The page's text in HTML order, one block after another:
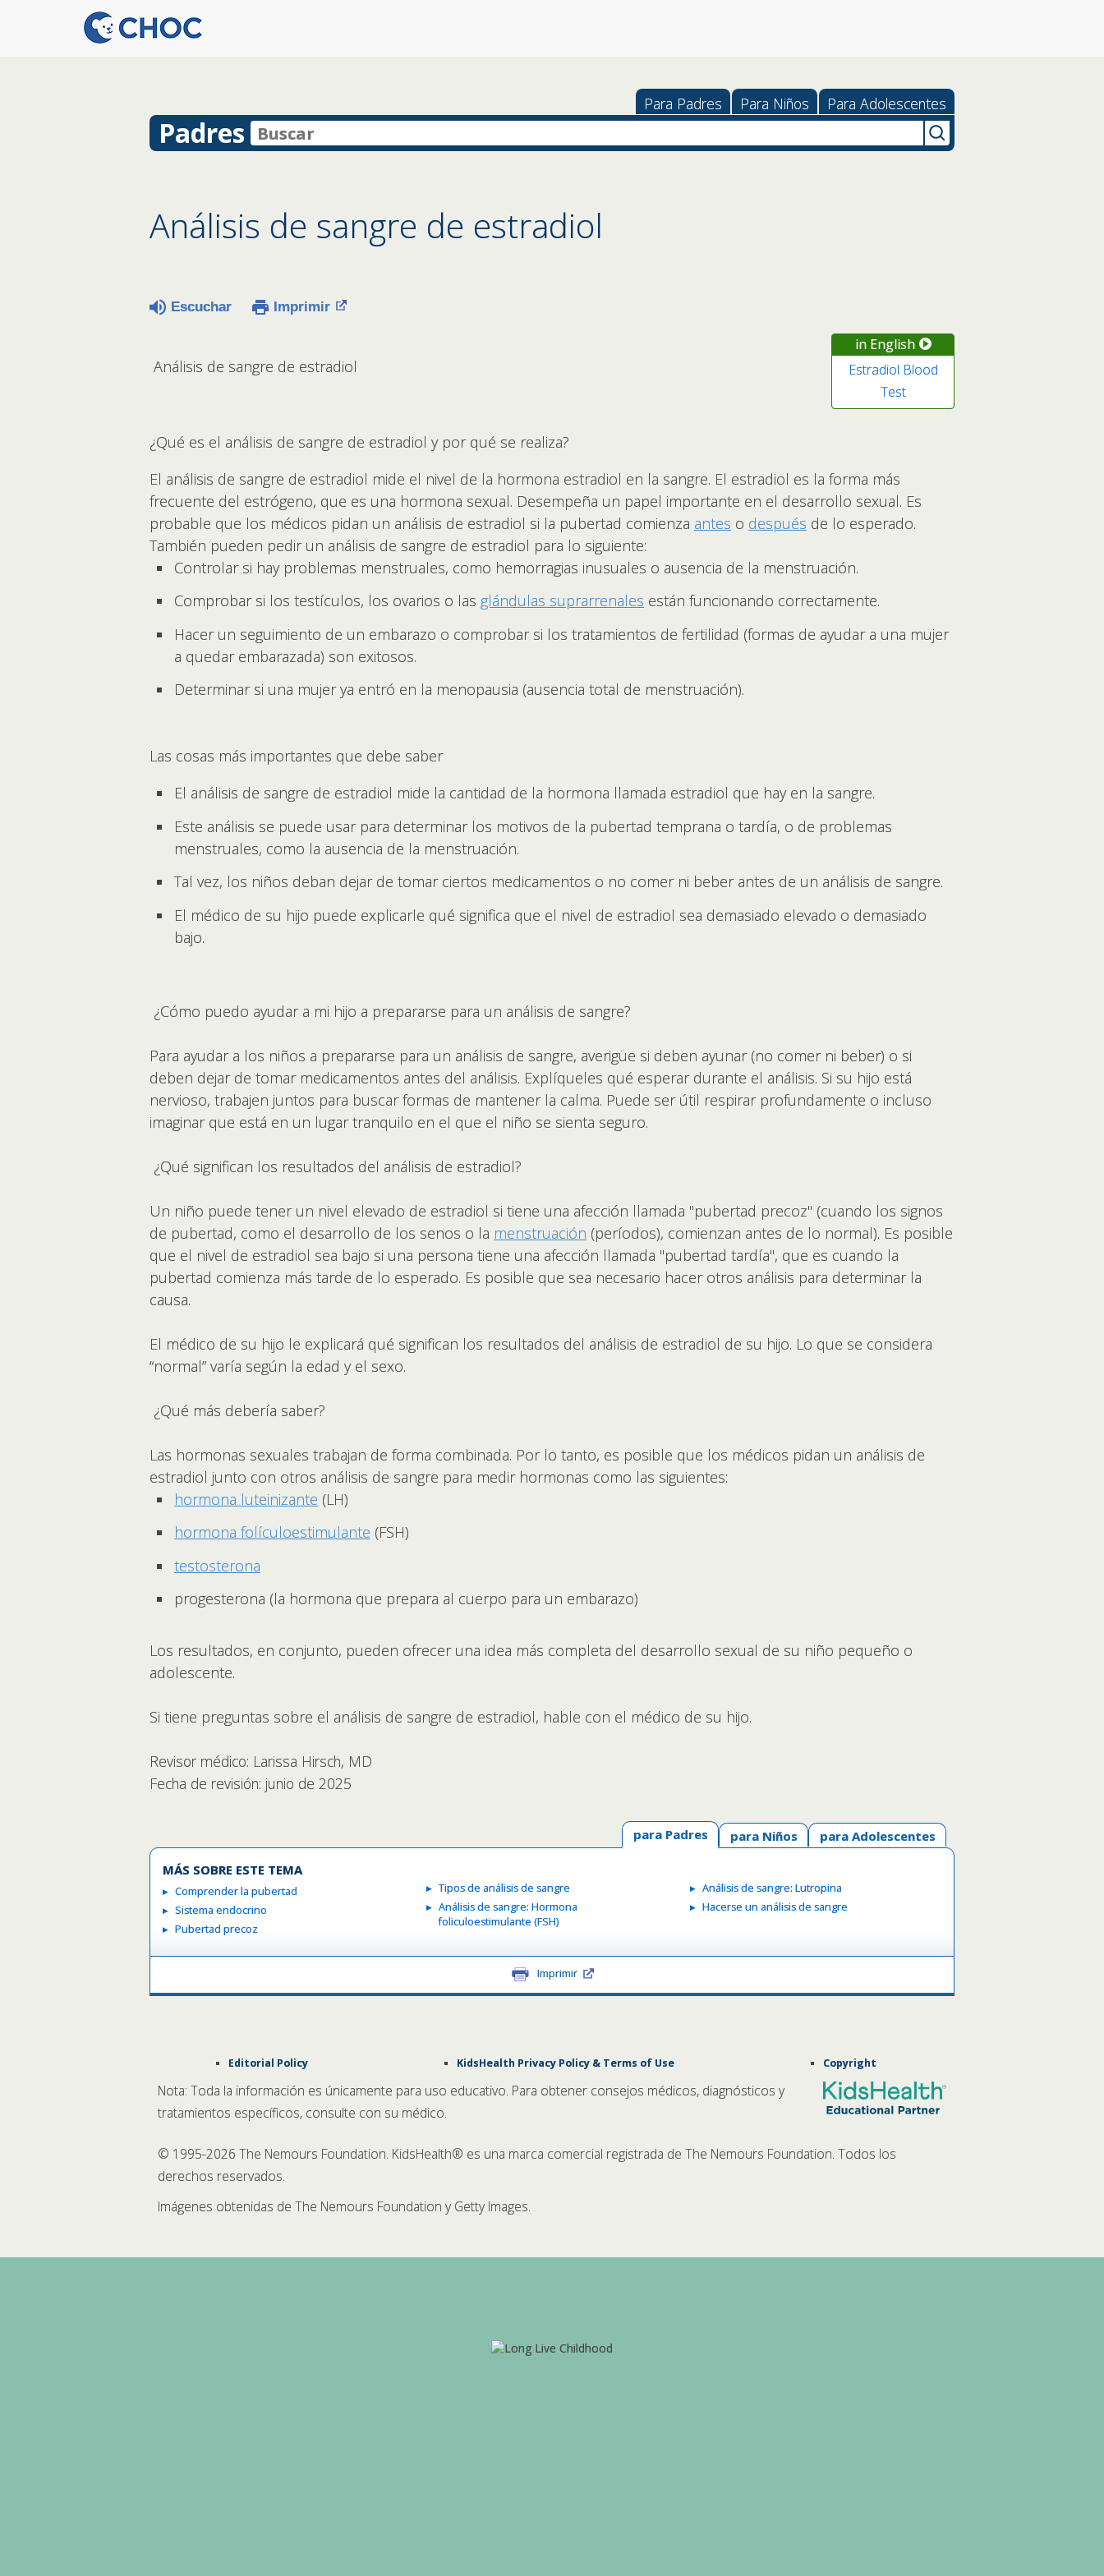
Para Padres Para Niños Para Adolescentes
Padres
Análisis de sangre de estradiol
Escuchar Imprimir
in English
Estradiol Blood
Test
Análisis de sangre de estradiol
¿Qué es el análisis de sangre de estradiol y por qué se realiza?
El análisis de sangre de estradiol mide el nivel de la hormona estradiol en la sangre. El estradiol es la forma más
frecuente del estrógeno, que es una hormona sexual. Desempeña un papel importante en el desarrollo sexual. Es
probable que los médicos pidan un análisis de estradiol si la pubertad comienza antes o después de lo esperado.
También pueden pedir un análisis de sangre de estradiol para lo siguiente:
Controlar si hay problemas menstruales, como hemorragias inusuales o ausencia de la menstruación.
Comprobar si los testículos, los ovarios o las glándulas suprarrenales están funcionando correctamente.
Hacer un seguimiento de un embarazo o comprobar si los tratamientos de fertilidad (formas de ayudar a una mujer
a quedar embarazada) son exitosos.
Determinar si una mujer ya entró en la menopausia (ausencia total de menstruación).
Las cosas más importantes que debe saber
El análisis de sangre de estradiol mide la cantidad de la hormona llamada estradiol que hay en la sangre.
Este análisis se puede usar para determinar los motivos de la pubertad temprana o tardía, o de problemas
menstruales, como la ausencia de la menstruación.
Tal vez, los niños deban dejar de tomar ciertos medicamentos o no comer ni beber antes de un análisis de sangre.
El médico de su hijo puede explicarle qué significa que el nivel de estradiol sea demasiado elevado o demasiado
bajo.
¿Cómo puedo ayudar a mi hijo a prepararse para un análisis de sangre?
Para ayudar a los niños a prepararse para un análisis de sangre, averigüe si deben ayunar (no comer ni beber) o si
deben dejar de tomar medicamentos antes del análisis. Explíqueles qué esperar durante el análisis. Si su hijo está
nervioso, trabajen juntos para buscar formas de mantener la calma. Puede ser útil respirar profundamente o incluso
imaginar que está en un lugar tranquilo en el que el niño se sienta seguro.
¿Qué significan los resultados del análisis de estradiol?
Un niño puede tener un nivel elevado de estradiol si tiene una afección llamada "pubertad precoz" (cuando los signos
de pubertad, como el desarrollo de los senos o la menstruación (períodos), comienzan antes de lo normal). Es posible
que el nivel de estradiol sea bajo si una persona tiene una afección llamada "pubertad tardía", que es cuando la
pubertad comienza más tarde de lo esperado. Es posible que sea necesario hacer otros análisis para determinar la
causa.
El médico de su hijo le explicará qué significan los resultados del análisis de estradiol de su hijo. Lo que se considera
“normal” varía según la edad y el sexo.
¿Qué más debería saber?
Las hormonas sexuales trabajan de forma combinada. Por lo tanto, es posible que los médicos pidan un análisis de
estradiol junto con otros análisis de sangre para medir hormonas como las siguientes:
hormona luteinizante (LH)
hormona folículoestimulante (FSH)
testosterona
progesterona (la hormona que prepara al cuerpo para un embarazo)
Los resultados, en conjunto, pueden ofrecer una idea más completa del desarrollo sexual de su niño pequeño o
adolescente.
Si tiene preguntas sobre el análisis de sangre de estradiol, hable con el médico de su hijo.
Revisor médico: Larissa Hirsch, MD
Fecha de revisión: junio de 2025
para Adolescentes
para Niños
para Padres
MÁS SOBRE ESTE TEMA
Comprender la pubertad
Sistema endocrino
Pubertad precoz
Tipos de análisis de sangre
Análisis de sangre: Hormona
foliculoestimulante (FSH)
Análisis de sangre: Lutropina
Hacerse un análisis de sangre
Imprimir
Editorial Policy KidsHealth Privacy Policy & Terms of Use Copyright
Nota: Toda la información es únicamente para uso educativo. Para obtener consejos médicos, diagnósticos y
tratamientos específicos, consulte con su médico.
© 1995-2026 The Nemours Foundation. KidsHealth® es una marca comercial registrada de The Nemours Foundation. Todos los
derechos reservados.
Imágenes obtenidas de The Nemours Foundation y Getty Images.